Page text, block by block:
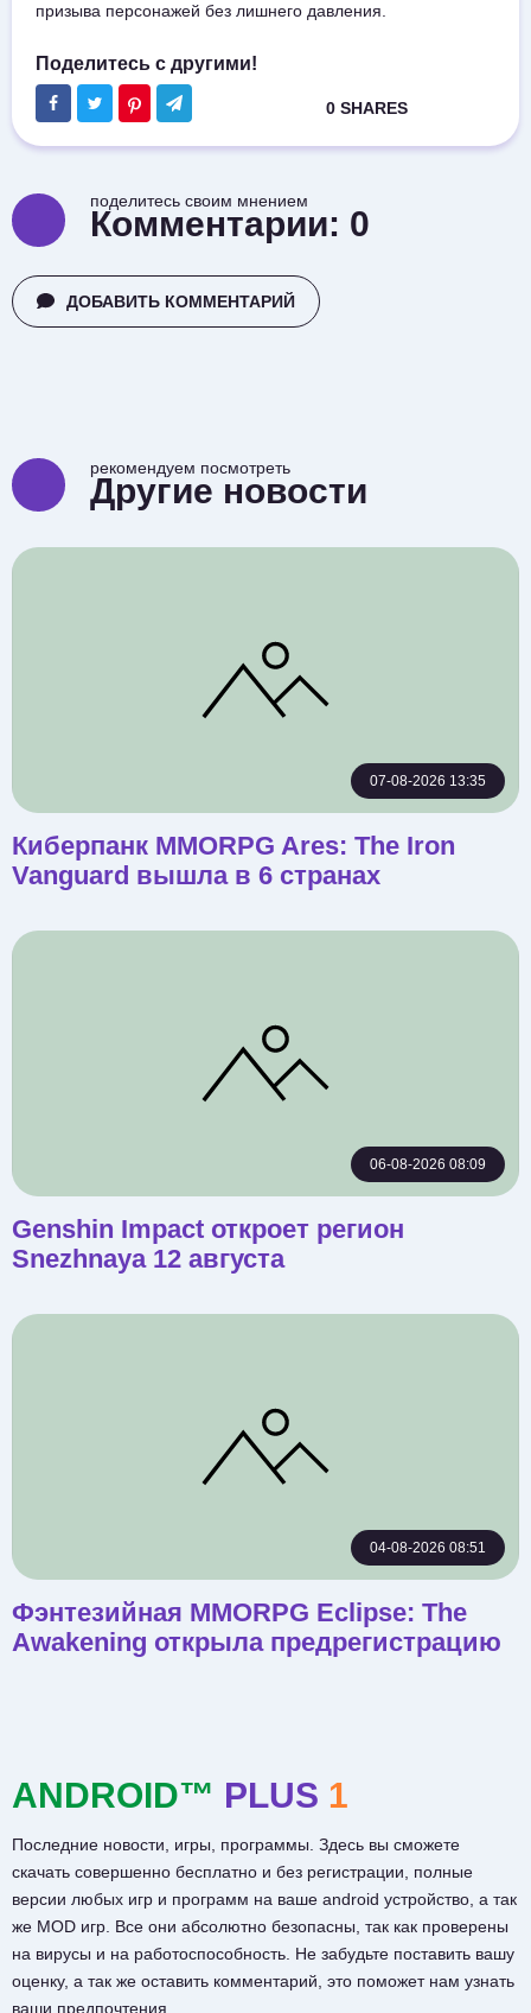
призыва персонажей без лишнего давления.
поделитесь своим мнением
Комментарии: 0
ДОБАВИТЬ КОММЕНТАРИЙ
рекомендуем посмотреть
Другие новости
07-08-2026 13:35
Киберпанк MMORPG Ares: The Iron
Vanguard вышла в 6 странах
06-08-2026 08:09
Genshin Impact откроет регион
Snezhnaya 12 августа
04-08-2026 08:51
Фэнтезийная MMORPG Eclipse: The
Awakening открыла предрегистрацию
ANDROID™ PLUS 1
Последние новости, игры, программы. Здесь вы сможете
скачать совершенно бесплатно и без регистрации, полные
версии любых игр и программ на ваше android устройство, а так
же MOD игр. Все они абсолютно безопасны, так как проверены
на вирусы и на работоспособность. Не забудьте поставить вашу
оценку, а так же оставить комментарий, это поможет нам узнать
ваши предпочтения.